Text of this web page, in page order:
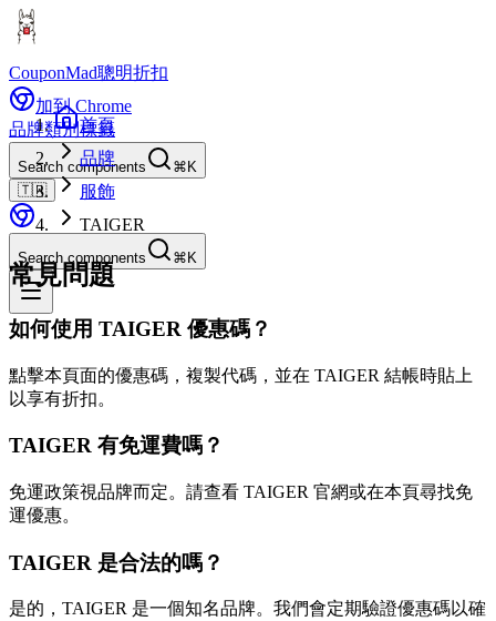
CouponMad聰明折扣
加到 Chrome
品牌類別標籤
Search components
⌘K
🇹🇼
Search components ⌘K
首頁
品牌
服飾
TAIGER
常見問題
如何使用 TAIGER 優惠碼？
點擊本頁面的優惠碼，複製代碼，並在 TAIGER 結帳時貼上
以享有折扣。
TAIGER 有免運費嗎？
免運政策視品牌而定。請查看 TAIGER 官網或在本頁尋找免
運優惠。
TAIGER 是合法的嗎？
是的，TAIGER 是一個知名品牌。我們會定期驗證優惠碼以確